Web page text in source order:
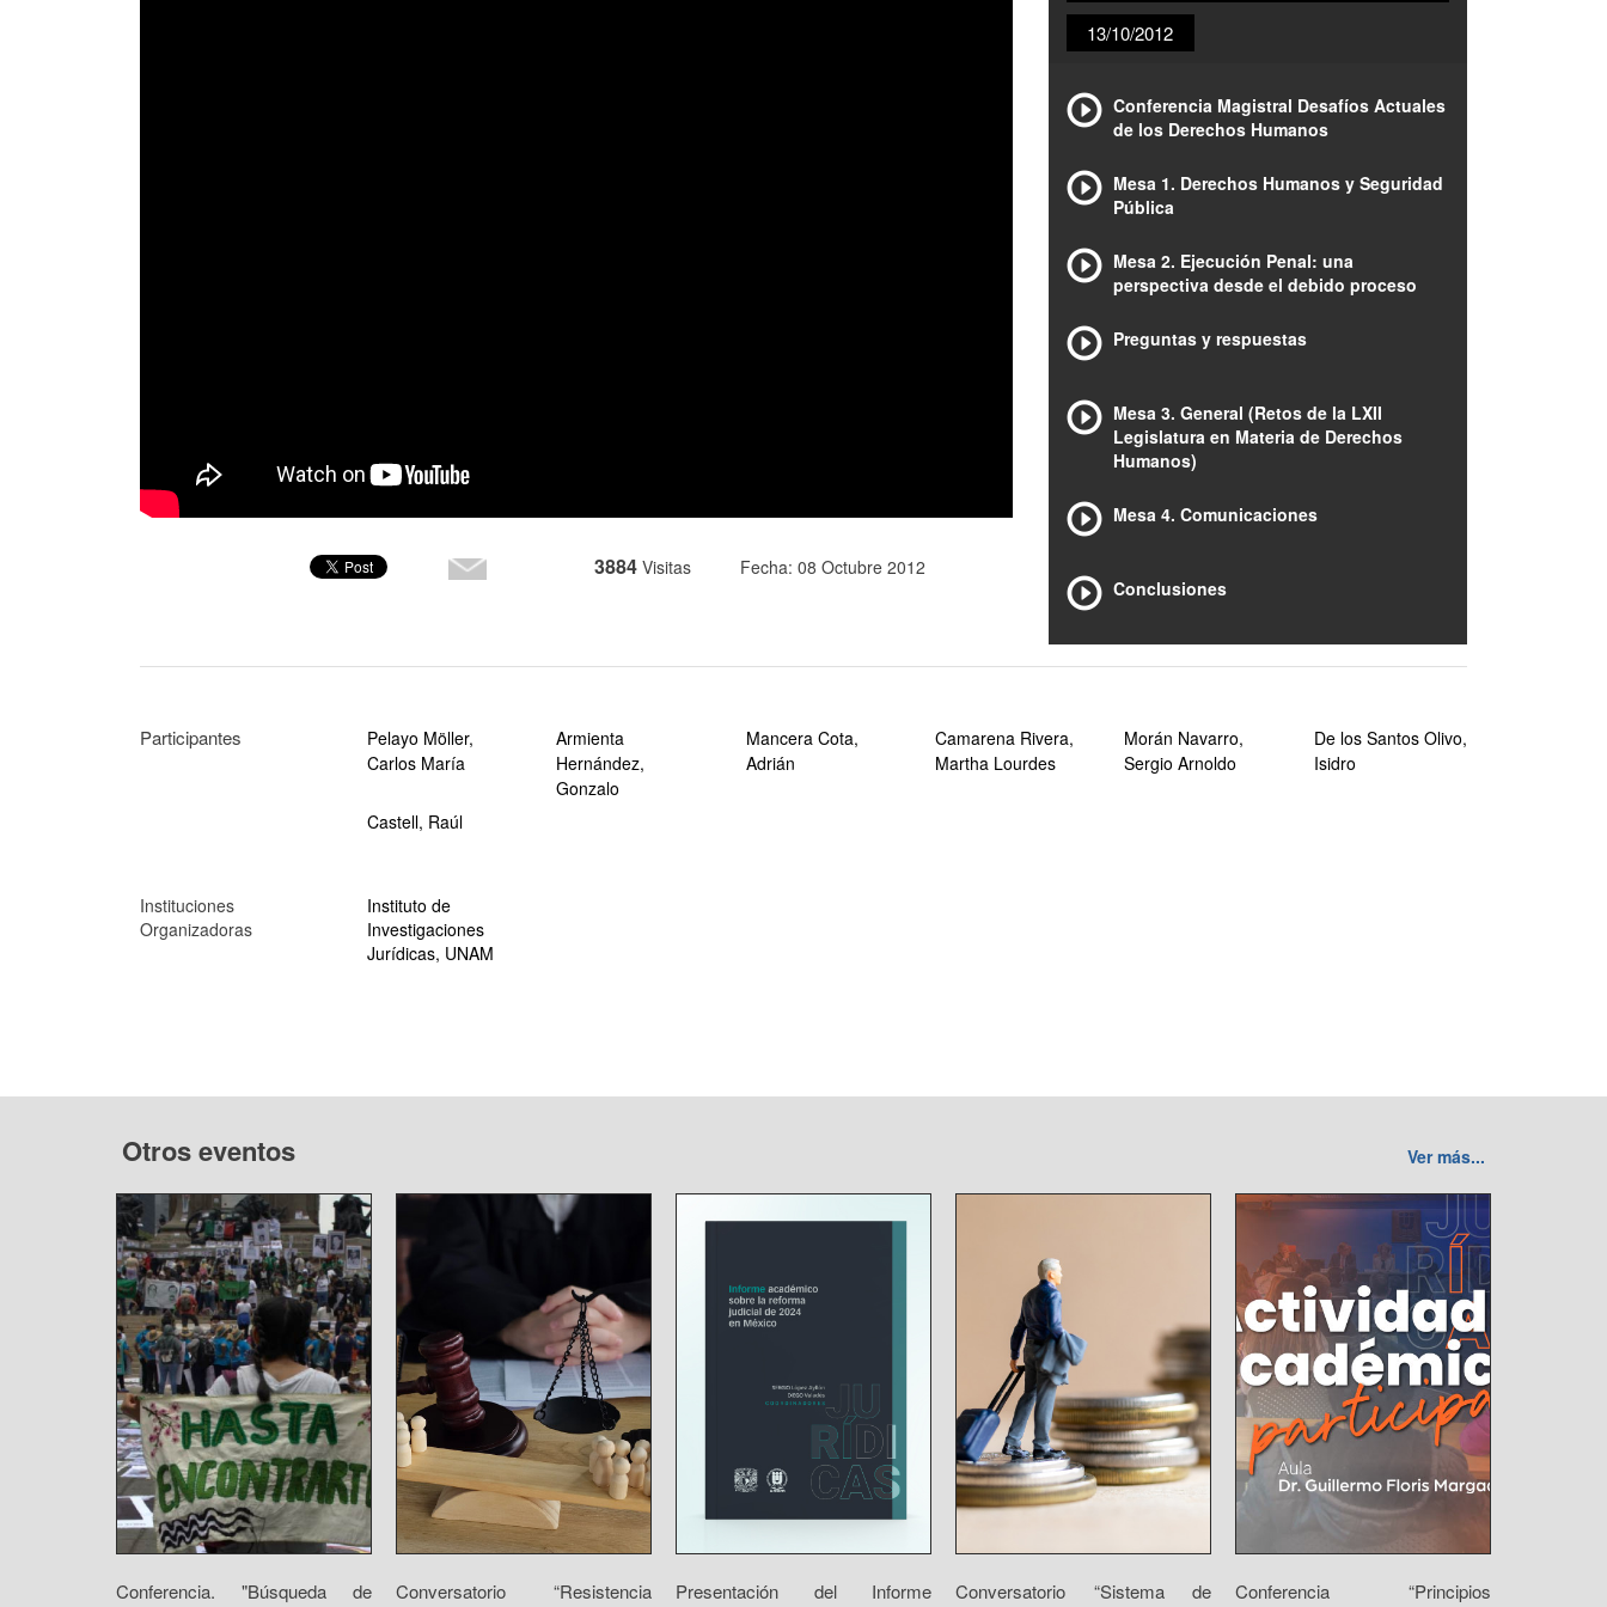
3884 Visitas Fecha: 08 Octubre 2012
13/10/2012
Conferencia Magistral Desafíos Actuales
de los Derechos Humanos
Mesa 1. Derechos Humanos y Seguridad
Pública
Mesa 2. Ejecución Penal: una
perspectiva desde el debido proceso
Preguntas y respuestas
Mesa 3. General (Retos de la LXII
Legislatura en Materia de Derechos
Humanos)
Mesa 4. Comunicaciones
Conclusiones
Participantes
Pelayo Möller,
Carlos María
Armienta
Hernández,
Gonzalo
Mancera Cota,
Adrián
Camarena Rivera,
Martha Lourdes
Morán Navarro,
Sergio Arnoldo
De los Santos Olivo,
Isidro
Castell, Raúl
Instituciones
Organizadoras
Instituto de
Investigaciones
Jurídicas, UNAM
Otros eventos Ver más...
Conferencia. "Búsqueda de
Conversatorio “Resistencia
Presentación del Informe
Conversatorio “Sistema de
Conferencia “Principios